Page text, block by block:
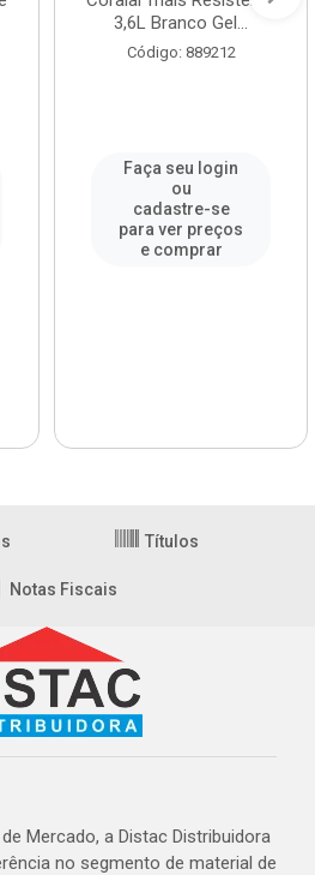
3,6L Branco Gel...
Código: 889212
Faça seu login
ou
cadastre-se
para ver preços
e comprar
Títulos
Notas Fiscais
Mercado, a Distac Distribuidora
no segmento de material de